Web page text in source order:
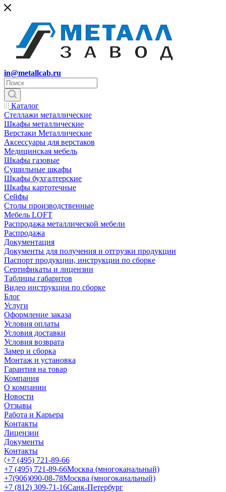
in@metallcab.ru
Каталог
Стеллажи металлические
Шкафы металлические
Верстаки Металлические
Аксессуары для верстаков
Медицинская мебель
Шкафы газовые
Сушильные шкафы
Шкафы бухгалтерские
Шкафы картотечные
Сейфы
Столы производственные
Мебель LOFT
Распродажа металлической мебели
Распродажа
Документация
Документы для получения и отгрузки продукции
Паспорт продукции, инструкции по сборке
Сертификаты и лицензии
Таблицы габаритов
Видео инструкции по сборке
Блог
Услуги
Оформление заказа
Условия оплаты
Условия доставки
Условия возврата
Замер и сборка
Монтаж и установка
Гарантия на товар
Компания
О компании
Новости
Отзывы
Работа и Карьера
Контакты
Лицензии
Документы
Контакты
+7 (495) 721-89-66
+7 (495) 721-89-66Москва (многоканальный)
+7(906)090-08-78Москва (многоканальный)
+7 (812) 309-71-16Санк-Петербург